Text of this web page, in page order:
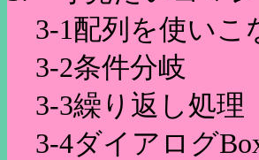
3-1配列を使いこ
3-2条件分岐
3-3繰り返し処理
3-4ダイアログ